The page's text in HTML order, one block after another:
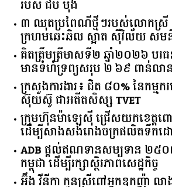
របស់ ជីប ម៉ុង
៣ ឈុតប្រពៃណីថ្មីៗរបស់លោកស្រី
ក្រហមឆេះឆិល ស្អាត ​ស៊ីវិល័យ សម
គិត​ត្រឹមត្រីមាស​ទី​២​ ​ឆ្នាំ​២០២៦​ បរធន​
មាន​ទំហំ​ទ្រព្យ​សរុប​ ​២.៦៩​ ​ពាន់លាន​
ក្រសួង​ការងារ​៖ ​ជិត​ ​៨០​% ​នៃ​កម្មក
ស៊ុយ​ស៊ូ ​ជា​អតីត​សិស្ស​ ​TVET​
ក្រុមហ៊ុន​ម៉ាឡេស៊ី ជ្រើសយកខេត្ដព
ដើម្បីសាងសង់រោងចក្រផលិតទឹកដ
ADB ផ្តល់ឥណទានសម្បទាន ២៥០
កម្ពុជា ដើម្បីរក្សាស្ថិរភាពសេដ្ឋកិច្ច
អ៊ឹង វីនីកា កូនស្រីពៅអ្នកឧកញ៉ា ល